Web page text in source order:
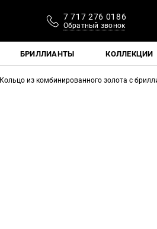
7 717 276 0186
Обратный звонок
БРИЛЛИАНТЫ КОЛЛЕКЦИИ
Кольцо из комбинированного золота с